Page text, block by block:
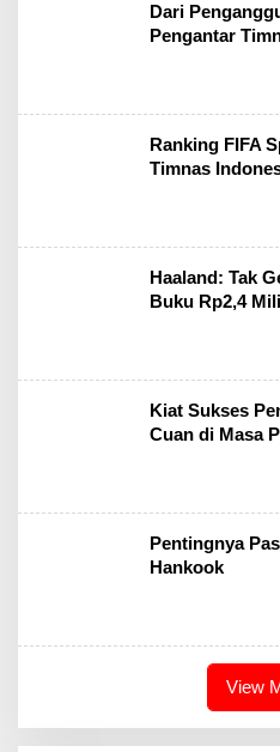
Dari
Pengantar
Ranking FIFA
Timnas
Haaland: Tak
Buku Rp2,4
Kiat Sukses
Cuan di Masa
Pentingnya
Hankook
View